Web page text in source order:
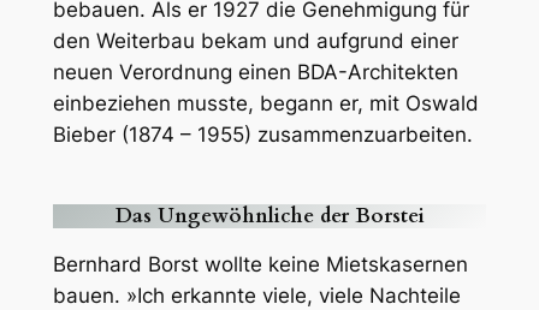
bebauen. Als er 1927 die Genehmigung für
den Weiterbau bekam und aufgrund einer
neuen Verordnung einen BDA-Architekten
einbeziehen musste, begann er, mit Oswald
Bieber (1874 – 1955) zusammenzuarbeiten.
Das Ungewöhnliche der Borstei
Bernhard Borst wollte keine Mietskasernen
bauen. »Ich erkannte viele, viele Nachteile